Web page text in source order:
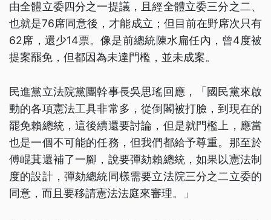
由全體立委四分之一提議，且經全體立委三分之二、
也就是76席同意後，才能成立；但目前在野席次只有
62席，還少14票。像是前總統陳水扁任內，曾4度被
提案罷免，但都因為未達門檻，並未成案。
民進黨立法院黨團幹事長吳思瑤回應，「國民黨來啟
動的各項憲法工具非常多，從倒閣被打臉，到現在的
罷免賴總統，這後續還要討論，但是就門檻上，應當
也是一個不可能的任務，但我們都給予尊重。那至於
傅崐萁還補了一腳，說要彈劾賴總統，如果以憲法制
度的設計，彈劾總統同樣需要立法院三分之二立委的
同意，而且要移請憲法法庭來審理。」